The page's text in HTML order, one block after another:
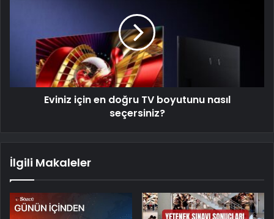
Eviniz için en doğru TV boyutunu nasıl
seçersiniz?
İlgili Makaleler